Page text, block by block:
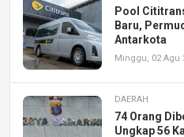
Pool
Baru,
Antarkota
Minggu, 02 Agu
DAERAH
74 Orang
Ungkap 56